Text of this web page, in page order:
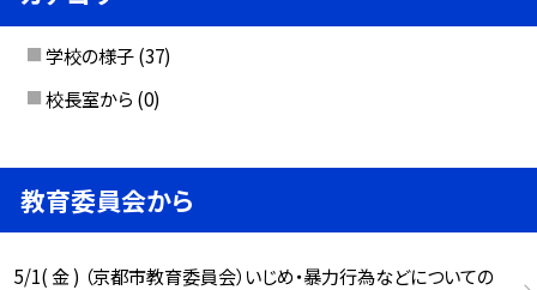
学校の様子 (37)
校長室から (0)
教育委員会から
5/1( 金 ) （京都市教育委員会）いじめ・暴力行為などについての